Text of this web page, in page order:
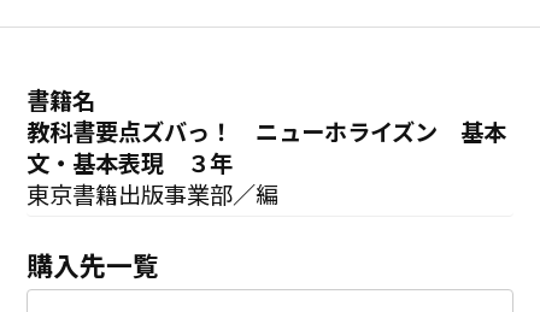
書籍名
教科書要点ズバっ！ ニューホライズン 基本
文・基本表現 ３年
東京書籍出版事業部／編
購入先一覧